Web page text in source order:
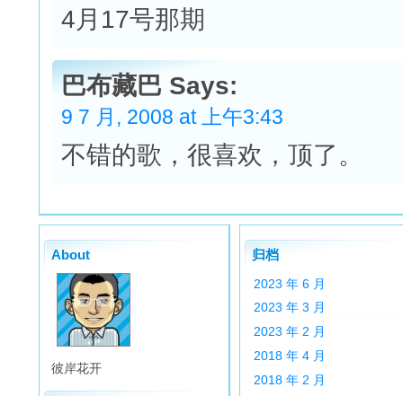
4月17号那期
巴布藏巴 Says:
9 7 月, 2008 at 上午3:43
不错的歌，很喜欢，顶了。
About
彼岸花开
归档
2023 年 6 月
2023 年 3 月
2023 年 2 月
2018 年 4 月
2018 年 2 月